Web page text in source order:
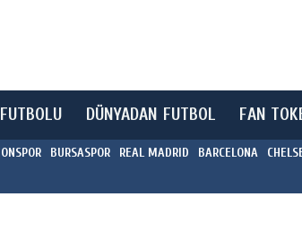
DÜNYADAN FUTBOL FAN
BURSASPOR REAL MADRID BARCELONA